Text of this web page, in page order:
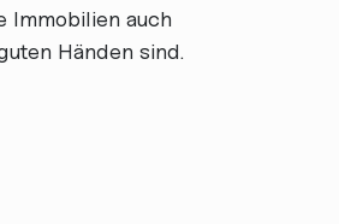
Immobilien auch
Händen sind.